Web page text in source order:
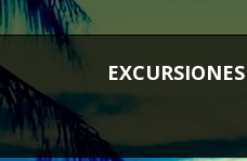
EXCURSIONES